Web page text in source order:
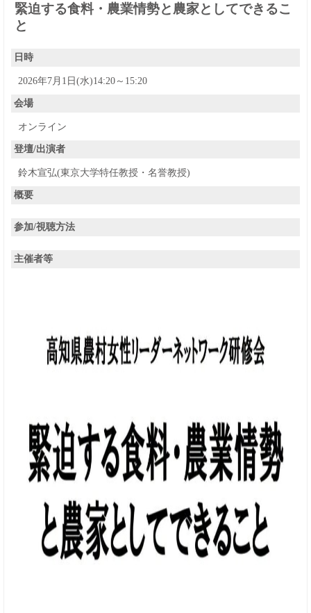
緊迫する食料・農業情勢と農家としてできるこ
と
日時
2026年7月1日(水)14:20～15:20
会場
オンライン
登壇/出演者
鈴木宣弘(東京大学特任教授・名誉教授)
概要
参加/視聴方法
主催者等